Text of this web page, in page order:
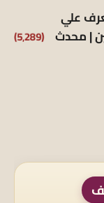
علي
| محدث (5٬289)